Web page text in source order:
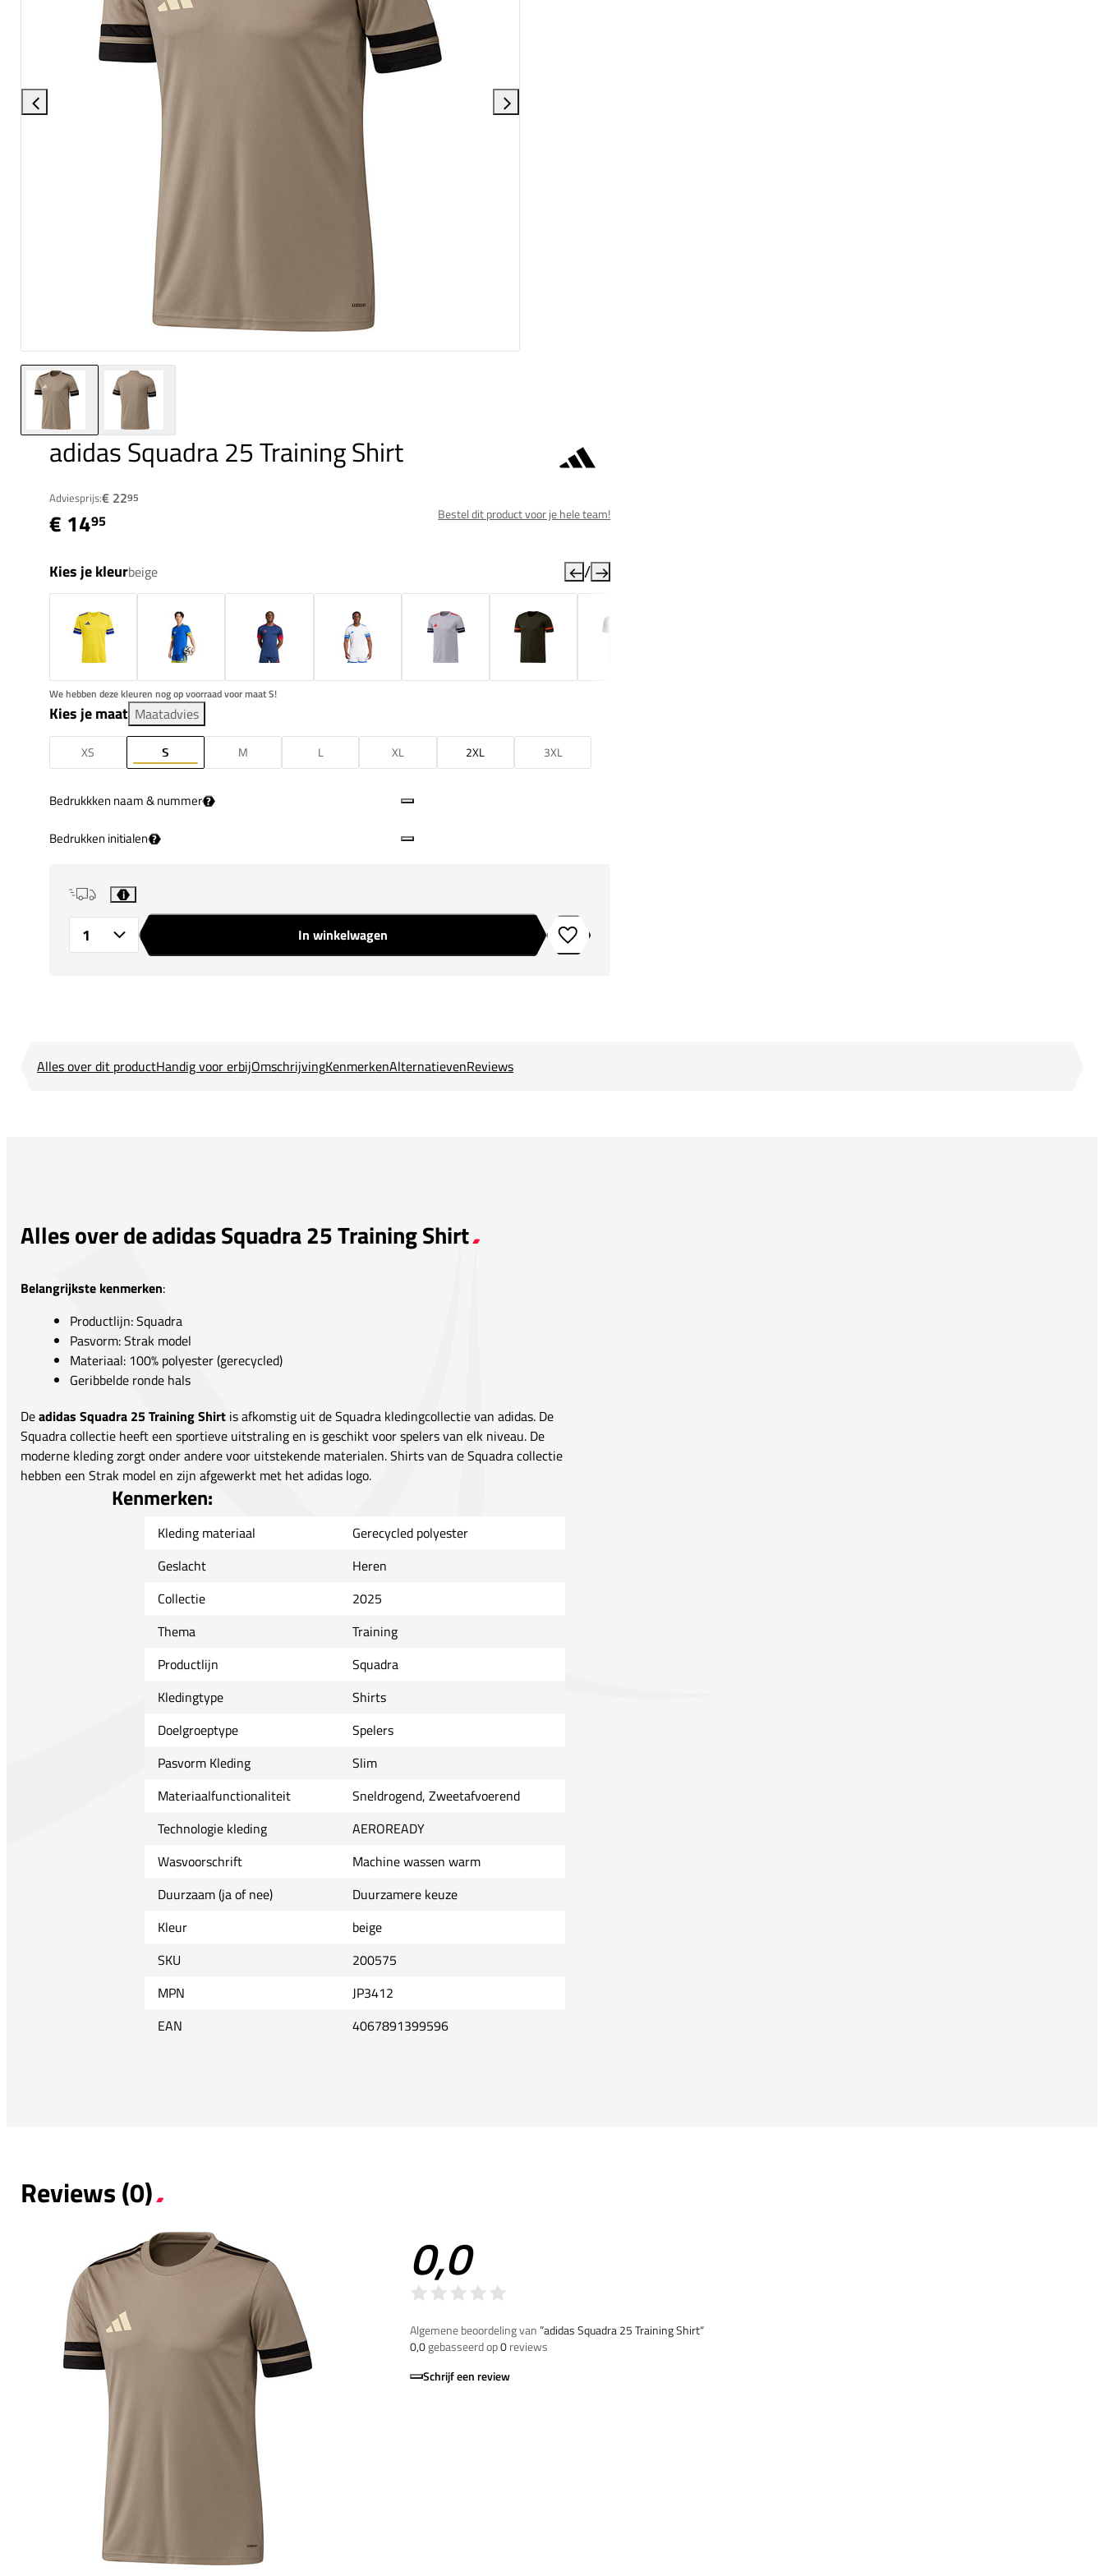
adidas Squadra 25 Training Shirt
Adviesprijs:€ 2295
€ 1495 Bestel dit product voor je hele team!
Kies je kleurbeige /
We hebben deze kleuren nog op voorraad voor maat S!
Kies je maat Maatadvies
XS S M L XL 2XL 3XL
Bedrukkken naam & nummer ?
Bedrukken initialen ?
i
In winkelwagen Toevoegen aan verlanglijstje
Alles over dit productHandig voor erbijOmschrijvingKenmerkenAlternatievenReviews
Alles over de adidas Squadra 25 Training Shirt
Belangrijkste kenmerken:
Productlijn: Squadra
Pasvorm: Strak model
Materiaal: 100% polyester (gerecycled)
Geribbelde ronde hals
Deadidas Squadra 25 Training Shirt is afkomstig uit de Squadra kledingcollectie van adidas. De
Squadra collectie heeft een sportieve uitstraling en is geschikt voor spelers van elk niveau. De
moderne kleding zorgt onder andere voor uitstekende materialen. Shirts van de Squadra collectie
hebben een Strak model en zijn afgewerkt met het adidas logo.
Kenmerken:
Kleding materiaal
Gerecycled polyester
Geslacht
Heren
Collectie
2025
Thema
Training
Productlijn
Squadra
Kledingtype
Shirts
Doelgroeptype
Spelers
Pasvorm Kleding
Slim
Materiaalfunctionaliteit
Sneldrogend, Zweetafvoerend
Technologie kleding
AEROREADY
Wasvoorschrift
Machine wassen warm
Duurzaam (ja of nee)
Duurzamere keuze
Kleur
beige
SKU
200575
MPN
JP3412
EAN
4067891399596
Reviews (0)
0,0
Algemene beoordeling van”adidas Squadra 25 Training Shirt“
0,0gebasseerd op0reviews
Schrijf een review